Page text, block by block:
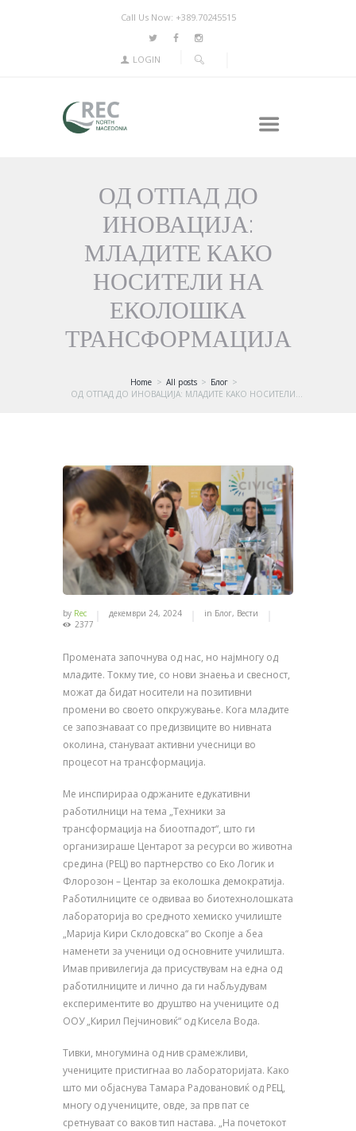
Call Us Now: +389.70245515
LOGIN
ОД ОТПАД ДО
ИНОВАЦИЈА:
МЛАДИТЕ КАКО
НОСИТЕЛИ НА
ЕКОЛОШКА
ТРАНСФОРМАЦИЈА
Home All posts
Блог
ОД ОТПАД ДО ИНОВАЦИЈА: МЛАДИТЕ КАКО НОСИТЕЛИ...
by Rec декември 24, 2024 in Блог, Вести
2377
Промената започнува од нас, но најмногу од
младите. Токму тие, со нови знаења и свесност,
можат да бидат носители на позитивни
промени во своето опкружување. Кога младите
се запознаваат со предизвиците во нивната
околина, стануваат активни учесници во
процесот на трансформација.
Ме инспирираа одржаните едукативни
работилници на тема „Техники за
трансформација на биоотпадот“, што ги
организираше Центарот за ресурси во животна
средина (РЕЦ) во партнерство со Еко Логик и
Флорозон – Центар за еколошка демократија.
Работилниците се одвиваа во биотехнолошката
лабораторија во средното хемиско училиште
„Марија Кири Склодовска“ во Скопје а беа
наменети за ученици од основните училишта.
Имав привилегија да присуствувам на една од
работилниците и лично да ги набљудувам
експериментите во друштво на учениците од
ООУ „Кирил Пејчиновиќ“ од Кисела Вода.
Тивки, многумина од нив срамежливи,
учениците пристигнаа во лабораторијата. Како
што ми објаснува Тамара Радовановиќ од РЕЦ,
многу од учениците, овде, за прв пат се
сретнуваат со ваков тип настава. „На почетокот